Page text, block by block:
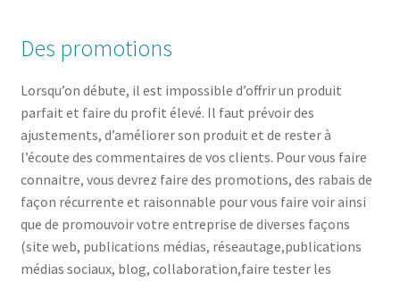
Des promotions
Lorsqu’on débute, il est impossible d’offrir un produit
parfait et faire du profit élevé. Il faut prévoir des
ajustements, d’améliorer son produit et de rester à
l’écoute des commentaires de vos clients. Pour vous faire
connaitre, vous devrez faire des promotions, des rabais de
façon récurrente et raisonnable pour vous faire voir ainsi
que de promouvoir votre entreprise de diverses façons
(site web, publications médias, réseautage,publications
médias sociaux, blog, collaboration,faire tester les